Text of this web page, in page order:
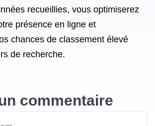
recueillies, vous optimiserez
présence en ligne et
chances de classement élevé
de recherche.
commentaire